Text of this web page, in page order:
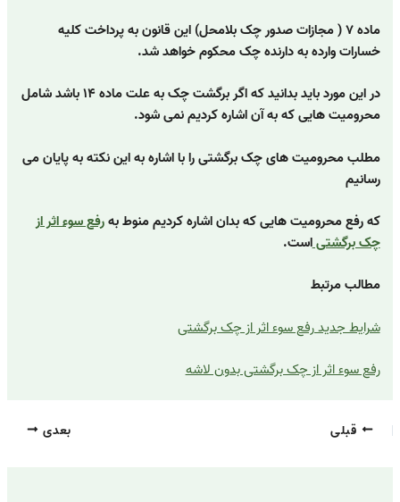
ماده ۷ ( مجازات صدور چک بلامحل) این قانون به پرداخت کلیه
خسارات وارده به دارنده چک محکوم خواهد شد.
در این مورد باید بدانید که اگر برگشت چک به علت ماده ۱۴ باشد شامل
محرومیت هایی که به آن اشاره کردیم نمی شود.
مطلب محرومیت های چک برگشتی را با اشاره به این نکته به پایان می
رسانیم
که رفع محرومیت هایی که بدان اشاره کردیم منوط بهرفع سوء اثر از
چک برگشتیاست.
مطالب مرتبط
شرایط جدید رفع سوء اثر از چک برگشتی
رفع سوء اثر از چک برگشتی بدون لاشه
قبلی بعدی